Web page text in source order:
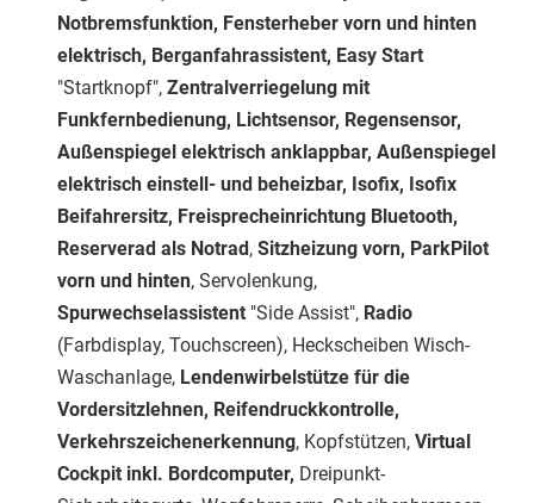
Notbremsfunktion, Fensterheber vorn und hinten
elektrisch, Berganfahrassistent, Easy Start
"Startknopf", Zentralverriegelung mit
Funkfernbedienung, Lichtsensor, Regensensor,
Außenspiegel elektrisch anklappbar, Außenspiegel
elektrisch einstell- und beheizbar, Isofix, Isofix
Beifahrersitz, Freisprecheinrichtung Bluetooth,
Reserverad als Notrad , Sitzheizung vorn, ParkPilot
vorn und hinten, Servolenkung,
Spurwechselassistent "Side Assist", Radio
(Farbdisplay, Touchscreen), Heckscheiben Wisch-
Waschanlage, Lendenwirbelstütze für die
Vordersitzlehnen, Reifendruckkontrolle,
Verkehrszeichenerkennung, Kopfstützen, Virtual
Cockpit inkl. Bordcomputer, Dreipunkt-